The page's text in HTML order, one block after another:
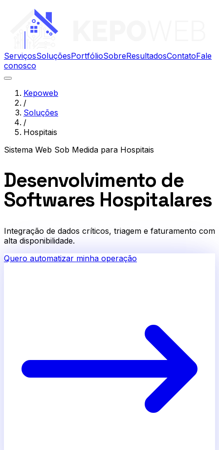
ServiçosSoluçõesPortfólioSobreResultadosContatoFale
conosco
Kepoweb
/
Soluções
/
Hospitais
Sistema Web Sob Medida para Hospitais
Desenvolvimento de
Softwares Hospitalares
Integração de dados críticos, triagem e faturamento com
alta disponibilidade.
Quero automatizar minha operação